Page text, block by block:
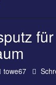
Autor:
towe67